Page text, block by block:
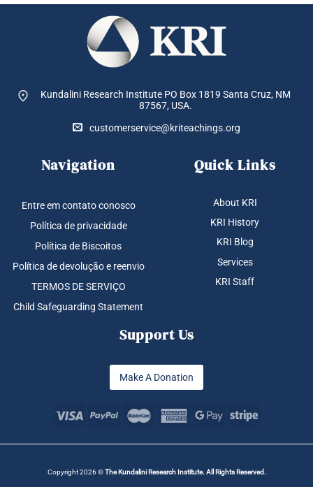
Kundalini Research Institute PO Box 1819 Santa Cruz, NM
87567, USA.
customerservice@kriteachings.org
Navigation
Entre em contato conosco
Política de privacidade
Política de Biscoitos
Política de devolução e reenvio
TERMOS DE SERVIÇO
Child Safeguarding Statement
Quick Links
About KRI
KRI History
KRI Blog
Services
KRI Staff
Support Us
Make A Donation
Copyright 2026 ©The Kundalini Research Institute. All Rights Reserved.